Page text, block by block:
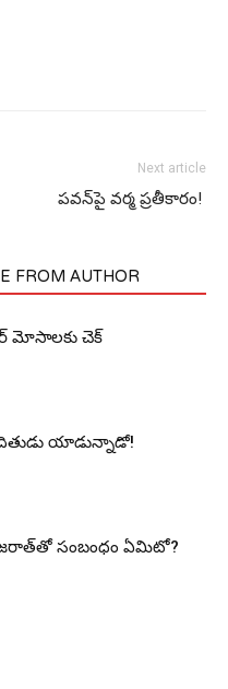
Next article
ప‌వ‌న్‌పై వ‌ర్మ ప్ర‌తీకారం! ‌
FROM AUTHOR
మోసాలకు చెక్
యాడున్నాడో!
సంబంధం ఏమిటో?